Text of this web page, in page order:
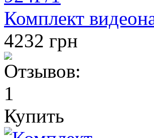
Комплект
4232 грн
Купить